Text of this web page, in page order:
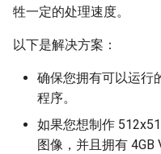
牲一定的处理速度。
以下是解决方案：
确保您拥有可以运行
程序。
如果您想制作
图像，并且拥有 4GB